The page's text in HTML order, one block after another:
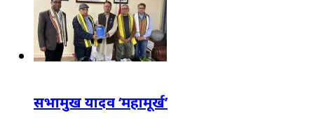
सभामुख यादव ‘महामूर्ख’